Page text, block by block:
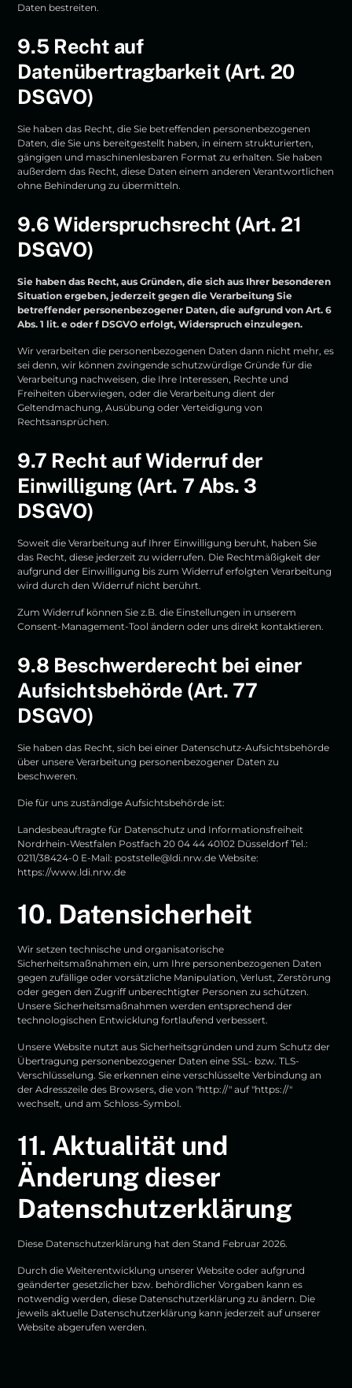
Daten bestreiten.
9.5 Recht auf
Datenübertragbarkeit (Art. 20
DSGVO)
Sie haben das Recht, die Sie betreffenden personenbezogenen
Daten, die Sie uns bereitgestellt haben, in einem strukturierten,
gängigen und maschinenlesbaren Format zu erhalten. Sie haben
außerdem das Recht, diese Daten einem anderen Verantwortlichen
ohne Behinderung zu übermitteln.
9.6 Widerspruchsrecht (Art. 21
DSGVO)
Sie haben das Recht, aus Gründen, die sich aus Ihrer besonderen
Situation ergeben, jederzeit gegen die Verarbeitung Sie
betreffender personenbezogener Daten, die aufgrund von Art. 6
Abs. 1 lit. e oder f DSGVO erfolgt, Widerspruch einzulegen.
Wir verarbeiten die personenbezogenen Daten dann nicht mehr, es
sei denn, wir können zwingende schutzwürdige Gründe für die
Verarbeitung nachweisen, die Ihre Interessen, Rechte und
Freiheiten überwiegen, oder die Verarbeitung dient der
Geltendmachung, Ausübung oder Verteidigung von
Rechtsansprüchen.
9.7 Recht auf Widerruf der
Einwilligung (Art. 7 Abs. 3
DSGVO)
Soweit die Verarbeitung auf Ihrer Einwilligung beruht, haben Sie
das Recht, diese jederzeit zu widerrufen. Die Rechtmäßigkeit der
aufgrund der Einwilligung bis zum Widerruf erfolgten Verarbeitung
wird durch den Widerruf nicht berührt.
Zum Widerruf können Sie z.B. die Einstellungen in unserem
Consent-Management-Tool ändern oder uns direkt kontaktieren.
9.8 Beschwerderecht bei einer
Aufsichtsbehörde (Art. 77
DSGVO)
Sie haben das Recht, sich bei einer Datenschutz-Aufsichtsbehörde
über unsere Verarbeitung personenbezogener Daten zu
beschweren.
Die für uns zuständige Aufsichtsbehörde ist:
Landesbeauftragte für Datenschutz und Informationsfreiheit
Nordrhein-Westfalen Postfach 20 04 44 40102 Düsseldorf Tel.:
0211/38424-0 E-Mail: poststelle@ldi.nrw.de Website:
https://www.ldi.nrw.de
10. Datensicherheit
Wir setzen technische und organisatorische
Sicherheitsmaßnahmen ein, um Ihre personenbezogenen Daten
gegen zufällige oder vorsätzliche Manipulation, Verlust, Zerstörung
oder gegen den Zugriff unberechtigter Personen zu schützen.
Unsere Sicherheitsmaßnahmen werden entsprechend der
technologischen Entwicklung fortlaufend verbessert.
Unsere Website nutzt aus Sicherheitsgründen und zum Schutz der
Übertragung personenbezogener Daten eine SSL- bzw. TLS-
Verschlüsselung. Sie erkennen eine verschlüsselte Verbindung an
der Adresszeile des Browsers, die von "http://" auf "https://"
wechselt, und am Schloss-Symbol.
11. Aktualität und
Änderung dieser
Datenschutzerklärung
Diese Datenschutzerklärung hat den Stand Februar 2026.
Durch die Weiterentwicklung unserer Website oder aufgrund
geänderter gesetzlicher bzw. behördlicher Vorgaben kann es
notwendig werden, diese Datenschutzerklärung zu ändern. Die
jeweils aktuelle Datenschutzerklärung kann jederzeit auf unserer
Website abgerufen werden.